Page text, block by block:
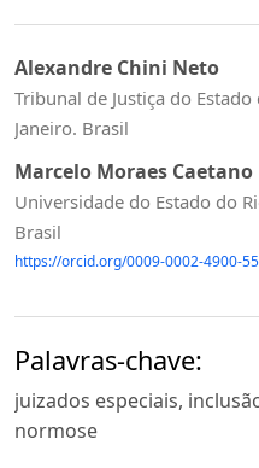
Alexandre Chini Neto
Tribunal de Justiça do
Janeiro. Brasil
Marcelo Moraes Caetano
Universidade do Estado do
Brasil
https://orcid.org/0009-0002-4900-
Palavras-chave:
juizados especiais,
normose